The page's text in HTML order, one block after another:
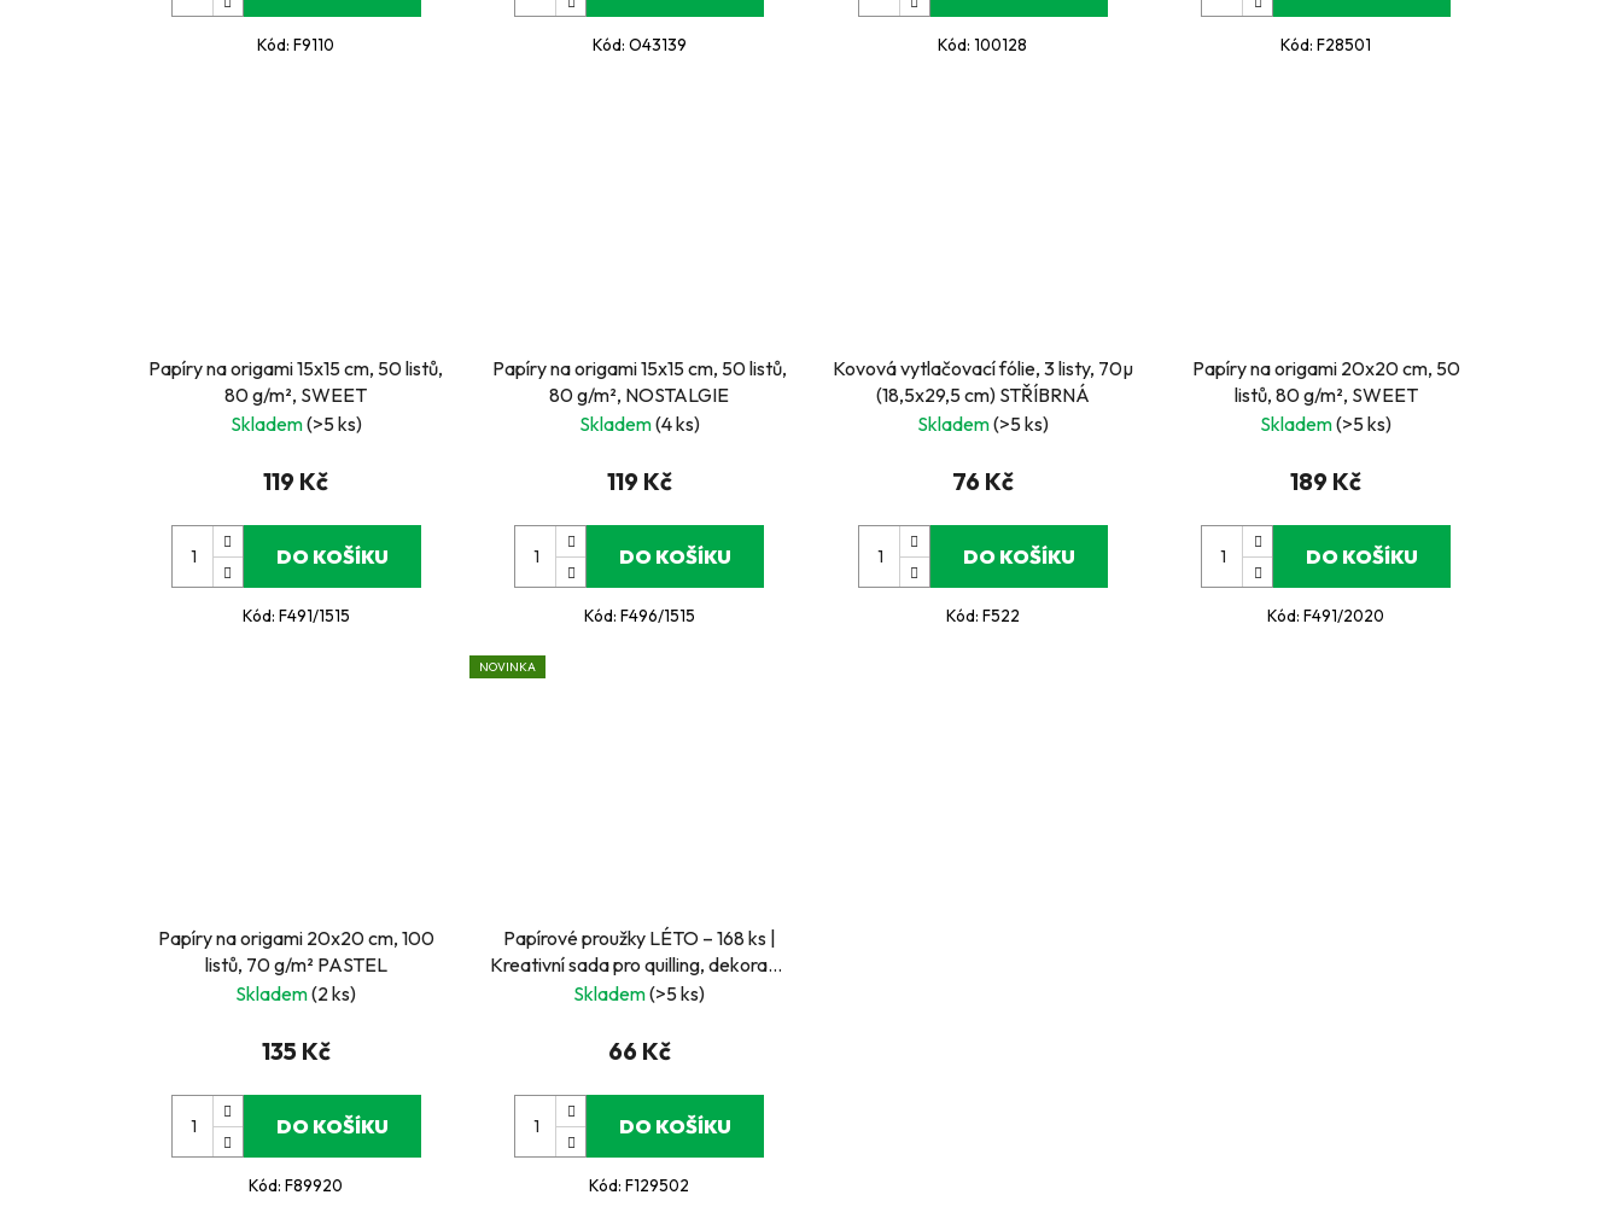
Kód:F9110 Kód: O43139 Kód:100128 Kód:F28501
Papíry na origami 15x15 cm, 50 listů,
80 g/m², SWEET
Skladem(>5 ks)
119 Kč
DO KOŠÍKU
Kód: F491/1515
Papíry na origami 15x15 cm, 50 listů,
80 g/m², NOSTALGIE
Skladem(4 ks)
119 Kč
DO KOŠÍKU
Kód: F496/1515
Kovová vytlačovací fólie, 3 listy, 70µ
(18,5x29,5 cm) STŘÍBRNÁ
Skladem(>5 ks)
76 Kč
DO KOŠÍKU
Kód: F522
Papíry na origami 20x20 cm, 50
listů, 80 g/m², SWEET
Skladem(>5 ks)
189 Kč
DO KOŠÍKU
Kód:F491/2020
Papíry na origami 20x20 cm, 100
listů, 70 g/m² PASTEL
Skladem(2 ks)
135 Kč
DO KOŠÍKU
Kód:F89920
NOVINKA
Papírové proužky LÉTO – 168 ks |
Kreativní sada pro quilling, dekorace
a papírové tvoření
Skladem(>5 ks)
66 Kč
DO KOŠÍKU
Kód:F129502